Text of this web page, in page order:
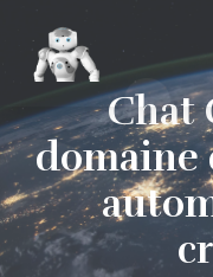
Chat
domaine